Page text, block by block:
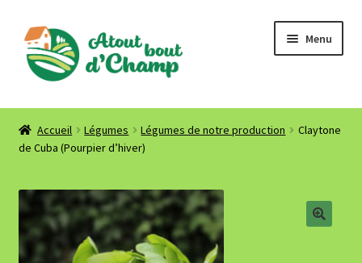
Aller
la
Aller
au
contenu
Menu
Accueil
Où nous trouver ? Contact
Accueil Légumes Légumes de notre production
Claytone
de Cuba (Pourpier d’hiver)